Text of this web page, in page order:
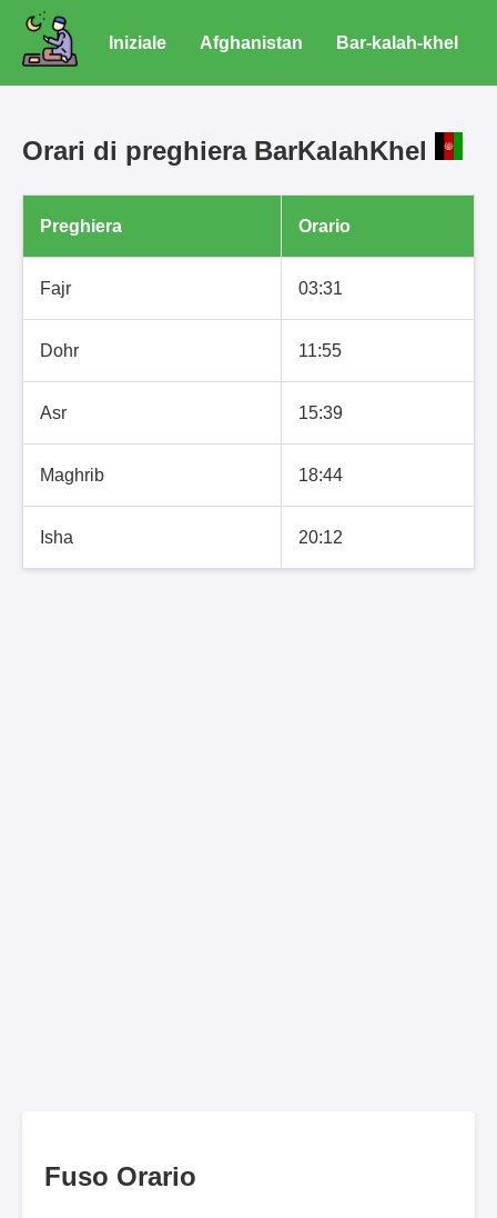
Iniziale Afghanistan Bar-kalah-khel
Orari di preghiera BarKalahKhel
Preghiera Orario
Fajr 03:31
Dohr 11:55
Asr 15:39
Maghrib 18:44
Isha 20:12
Fuso Orario